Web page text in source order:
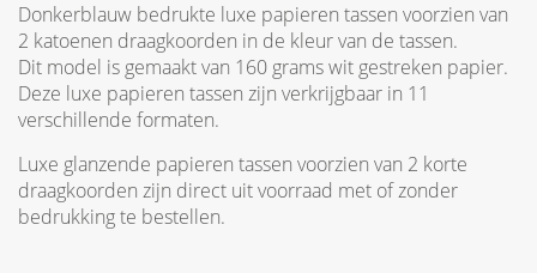
Donkerblauw bedrukte luxe papieren tassen voorzien van
2 katoenen draagkoorden in de kleur van de tassen.
Dit model is gemaakt van 160 grams wit gestreken papier.
Deze luxe papieren tassen zijn verkrijgbaar in 11
verschillende formaten.
Luxe glanzende papieren tassen voorzien van 2 korte
draagkoorden zijn direct uit voorraad met of zonder
bedrukking te bestellen.